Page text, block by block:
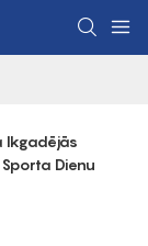
Ikgadējās
Dienu